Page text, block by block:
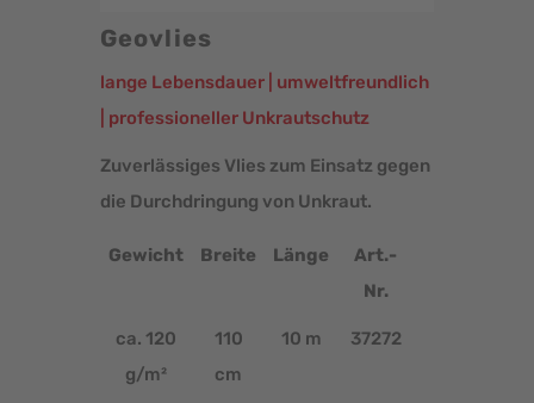
Geovlies
lange Lebensdauer | umweltfreundlich
| professioneller Unkrautschutz
Zuverlässiges Vlies zum Einsatz gegen
die Durchdringung von Unkraut.
Gewicht Breite Länge
Art.-
Nr.
ca. 120
g/m²
110
cm
10 m 37272